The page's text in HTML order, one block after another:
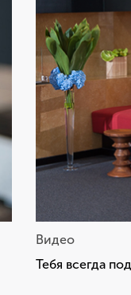
Видео
Тебя всегда